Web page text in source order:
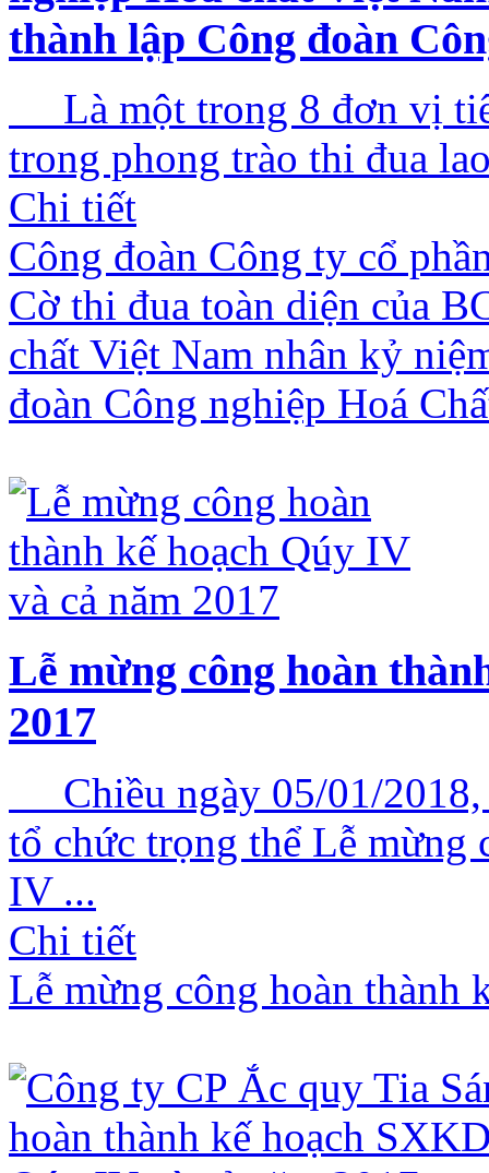
thành lập Công đoàn
Là một trong 8 đơn vị
trong phong trào thi đua
Chi tiết
Công đoàn Công ty cổ
Cờ thi đua toàn diện của
chất Việt Nam nhân kỷ
đoàn Công nghiệp Hoá
Lễ mừng công hoàn
2017
Chiều ngày 05/01/2018,
tổ chức trọng thể Lễ mừng
IV ...
Chi tiết
Lễ mừng công hoàn thành